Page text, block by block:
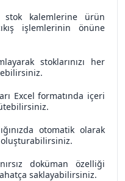
stok kalemlerine ürün
işlemlerinin önüne
stoklarınızı her
Excel formatında içeri
otomatik olarak
doküman özelliği
saklayabilirsiniz.